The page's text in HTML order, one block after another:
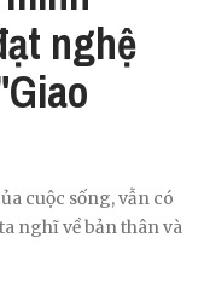
nghệ
cuộc sống, vẫn có
nghĩ về bản thân và